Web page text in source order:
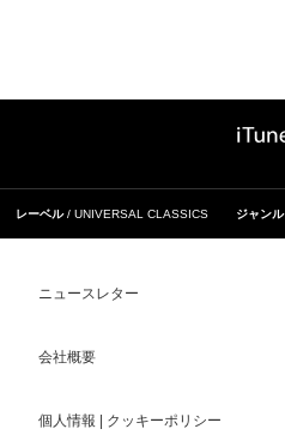
レーベル UNIVERSAL CLASSICS ジャンル
ニュースレター
会社概要
個人情報 | クッキーポリシー